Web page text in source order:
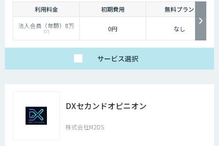
利用料金 初期費用
無料プラン
法人会員（年額）8万
円 0円 なし
サービス選択
DXセカンドオピニオン
株式会社M2DS